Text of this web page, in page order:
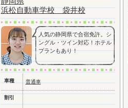
浜松自動車学校 袋井校
人気の静岡県で合宿免許。シ
ングル・ツイン対応！ホテル
プランもあり！
車種 普通車
割引